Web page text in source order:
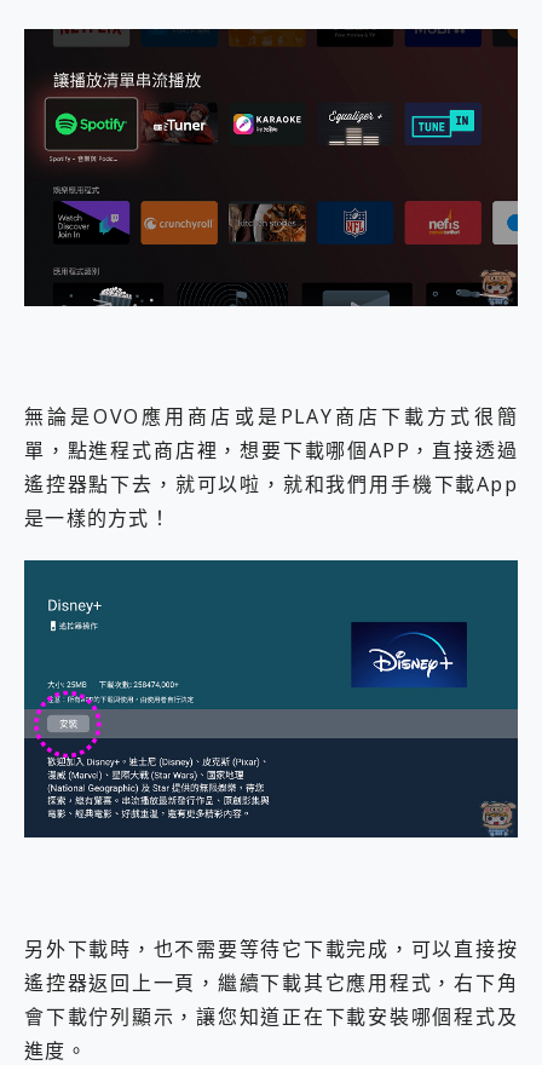
無論是OVO應用商店或是PLAY商店下載方式很簡
單，點進程式商店裡，想要下載哪個APP，直接透過
遙控器點下去，就可以啦，就和我們用手機下載App
是一樣的方式！
另外下載時，也不需要等待它下載完成，可以直接按
遙控器返回上一頁，繼續下載其它應用程式，右下角
會下載佇列顯示，讓您知道正在下載安裝哪個程式及
進度。